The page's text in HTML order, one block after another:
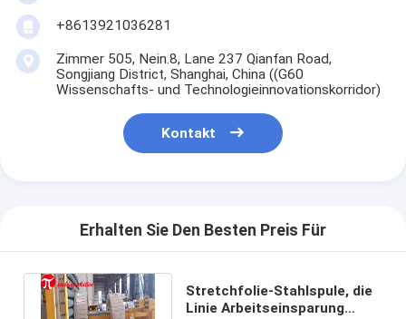
+8613921036281
Zimmer 505, Nein.8, Lane 237 Qianfan Road,
Songjiang District, Shanghai, China ((G60
Wissenschafts- und Technologieinnovationskorridor)
Kontakt
Erhalten Sie Den Besten Preis Für
Stretchfolie-Stahlspule, die
Linie Arbeitseinsparung